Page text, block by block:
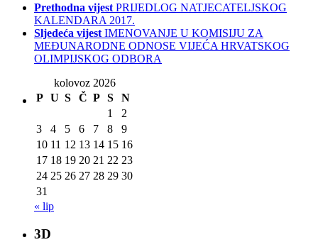
Prethodna vijest PRIJEDLOG NATJECATELJSKOG
KALENDARA 2017.
Sljedeća vijest IMENOVANJE U KOMISIJU ZA
MEĐUNARODNE ODNOSE VIJEĆA HRVATSKOG
OLIMPIJSKOG ODBORA
kolovoz 2026
P U S Č P S
N
1
2
3
4 5 6 7 8
9
10 11 12 13 14 15 16
17 18 19 20 21 22 23
24 25 26 27 28 29 30
31
« lip
3D